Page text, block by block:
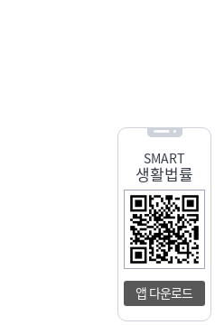
SMART
생활법률
앱 다운로드